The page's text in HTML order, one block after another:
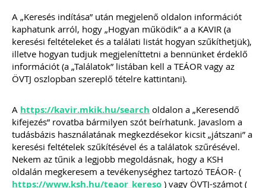
Szakmai sarok
2026-08-04
Külföldi gazdálkodó
magyarországi
vásárokon történő
részvételének
adózási kérdései
A vásárokon és a piacokon
folytatott kereskedelmi
A „Keresés indítása” után megjelenő oldalon információt
kaphatunk arról, hogy „Hogyan működik” a a KAVIR (a
keresési feltételeket és a találati listát hogyan szűkíthetjük),
illetve hogyan tudjuk megjeleníttetni a bennünket érdeklő
információt (a „Találatok” listában kell a TEÁOR vagy az
ÖVTJ oszlopban szereplő tételre kattintani).
A https://kavir.mkik.hu/search oldalon a „Keresendő
kifejezés” rovatba bármilyen szót beírhatunk. Javaslom a
tudásbázis használatának megkezdésekor kicsit „játszani” a
keresési feltételek szűkítésével és a találatok szűrésével.
Nekem az tűnik a legjobb megoldásnak, hogy a KSH
oldalán megkeresem a tevékenységhez tartozó TEÁOR- (
https://www.ksh.hu/teaor_kereso ) vagy ÖVTJ-számot (